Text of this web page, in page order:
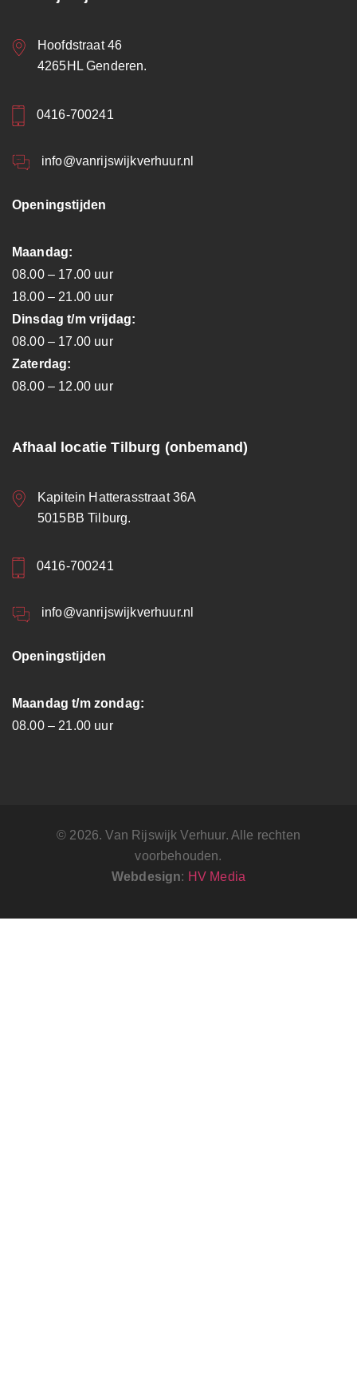
Hoofdstraat 46
4265HL Genderen.
0416-700241
info@vanrijswijkverhuur.nl
Openingstijden
Maandag:
08.00 – 17.00 uur
18.00 – 21.00 uur
Dinsdag t/m vrijdag:
08.00 – 17.00 uur
Zaterdag:
08.00 – 12.00 uur
Afhaal locatie Tilburg (onbemand)
Kapitein Hatterasstraat 36A
5015BB Tilburg.
0416-700241
info@vanrijswijkverhuur.nl
Openingstijden
Maandag t/m zondag:
08.00 – 21.00 uur
© 2026. Van Rijswijk Verhuur. Alle rechten
voorbehouden.
Webdesign: HV Media